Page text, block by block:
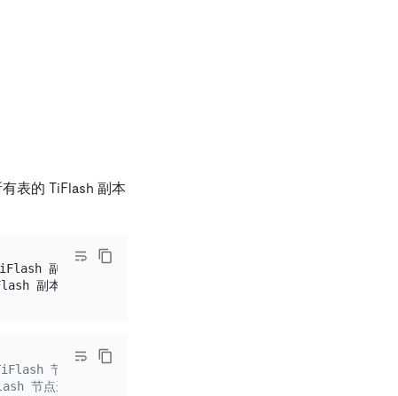
表的 TiFlash 副本
副本数设置为
节点
节点进入 Tombstone 状态